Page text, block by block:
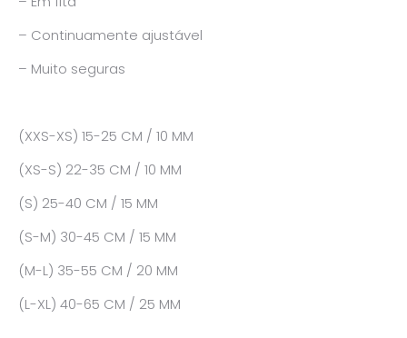
– Continuamente ajustável
– Muito seguras
(XXS-XS) 15-25 CM / 10 MM
(XS-S) 22-35 CM / 10 MM
(S) 25-40 CM / 15 MM
(S-M) 30-45 CM / 15 MM
(M-L) 35-55 CM / 20 MM
(L-XL) 40-65 CM / 25 MM